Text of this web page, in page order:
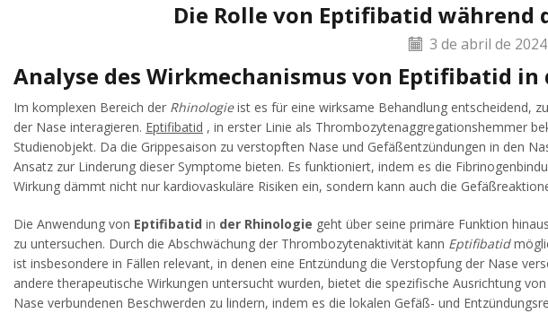
Die Rolle von Eptifibatid während
3 de abril de 2024
Analyse des Wirkmechanismus von Eptifibatid in
Im komplexen Bereich der Rhinologieist es für eine wirksame Behandlung entscheidend,
der Nase interagieren. Eptifibatid , in erster Linie als Thrombozytenaggregationshemmer
Studienobjekt. Da die Grippesaison zu verstopften Nase und Gefäßentzündungen in den
Ansatz zur Linderung dieser Symptome bieten. Es funktioniert, indem es die
Wirkung dämmt nicht nur kardiovaskuläre Risiken ein, sondern kann auch die
Die Anwendung von Eptifibatid in der Rhinologie geht über seine primäre Funktion
zu untersuchen. Durch die Abschwächung der Thrombozytenaktivität kann Eptifibatid
ist insbesondere in Fällen relevant, in denen eine Entzündung die Verstopfung der Nase
andere therapeutische Wirkungen untersucht wurden, bietet die spezifische Ausrichtung von
Nase verbundenen Beschwerden zu lindern, indem es die lokalen Gefäß- und